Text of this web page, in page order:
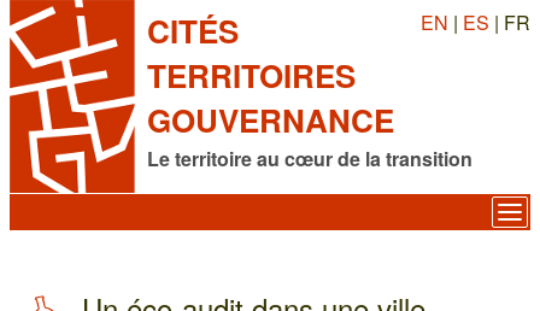
CITÉS
TERRITOIRES
GOUVERNANCE
Le territoire au cœur de la transition
EN | ES | FR